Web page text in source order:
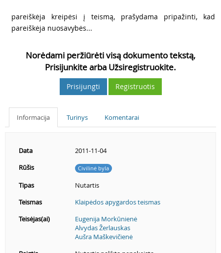
pareiškėja kreipėsi į teismą, prašydama pripažinti, kad
pareiškėja nuosavybės...
Norėdami peržiūrėti visą dokumento tekstą,
Prisijunkite arba Užsiregistruokite.
Prisijungti Registruotis
Informacija Turinys Komentarai
Data
2011-11-04
Rūšis
Civilinė byla
Tipas
Nutartis
Teismas
Klaipėdos apygardos teismas
Teisėjas(ai)
Eugenija Morkūnienė
Alvydas Žerlauskas
Aušra Maškevičienė